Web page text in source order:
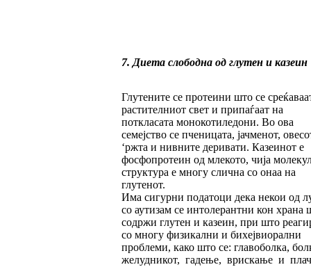
7. Диета слободна од глутен и казеин
Глутените се протеини што се
растителниот свет и припаѓаат на
поткласата монокотиледони. Во ова
семејство се пченицата, јачменот,
‘ржта и нивните деривати. Казеинот е
фосфопротеин од млекото, чија
структура е многу слична со онаа на
глутенот.
Има сигурни податоци дека некои од
со аутизам се интолерантни кон храна
содржи глутен и казеин, при што
со многу физикални и бихејвиорални
проблеми, како што се: главоболка,
желудникот, гадење, врискање и